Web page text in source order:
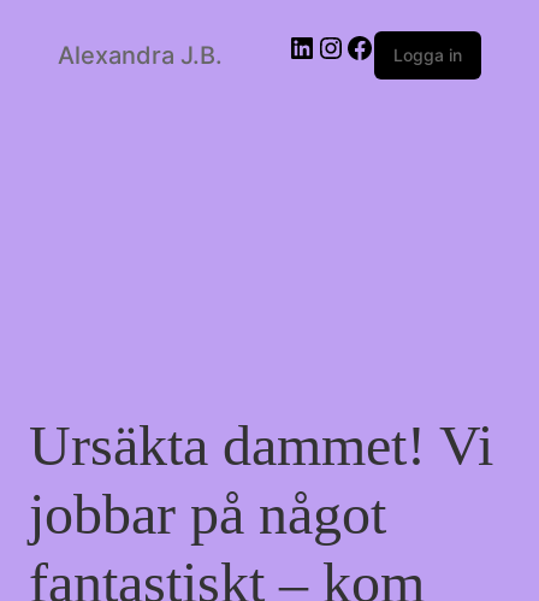
Alexandra J.B. LinkedIn
Instagram
Facebook
Logga in
Ursäkta dammet! Vi
jobbar på något
fantastiskt – kom